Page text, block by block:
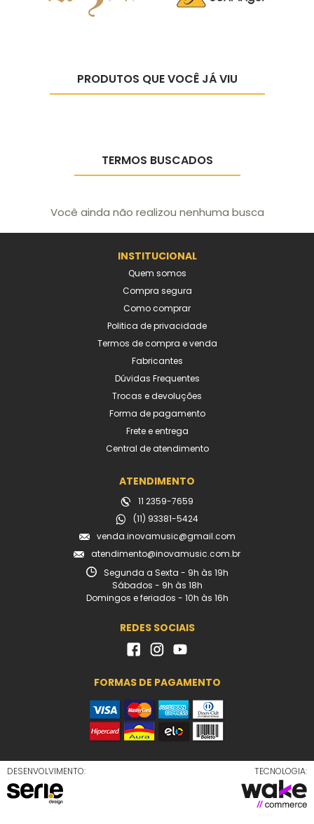
PRODUTOS QUE VOCÊ JÁ VIU
TERMOS BUSCADOS
Você ainda não realizou nenhuma busca
INSTITUCIONAL
Quem somos
Compra segura
Como comprar
Politica de privacidade
Termos de compra e venda
Fabricantes
Dúvidas Frequentes
Trocas e devoluções
Forma de pagamento
Frete e entrega
Central de atendimento
ATENDIMENTO
11 2359-7659
(11) 93381-5424
venda.inovamusic@gmail.com
atendimento@inovamusic.com.br
Segunda a Sexta - 9h às 19h
Sábados - 9h às 18h
Domingos e feriados - 10h às 16h
REDES SOCIAIS
FORMAS DE PAGAMENTO
DESENVOLVIMENTO: TECNOLOGIA: